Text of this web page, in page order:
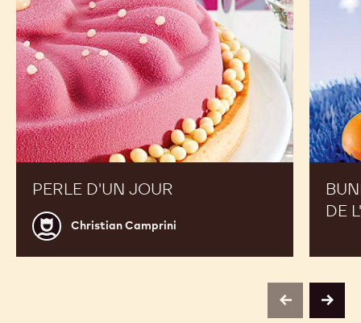
PERLE D'UN JOUR
Christian
Camprini
Christian Camprini
DE
previousnext